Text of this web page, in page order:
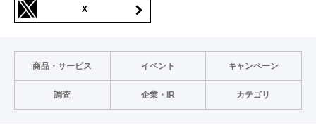
X
商品・サービス イベント キャンペーン
調査 企業・IR カテゴリ